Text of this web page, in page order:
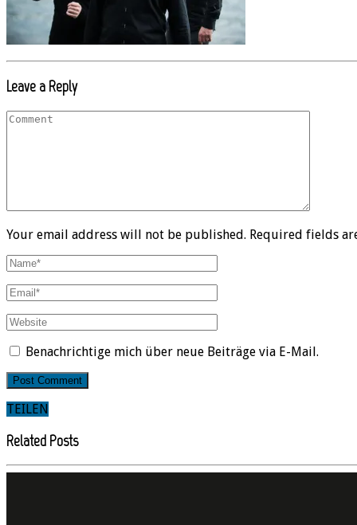
Leave a Reply
Your email address will not be published. Required fields
Benachrichtige mich über neue Beiträge via E-Mail.
TEILEN
Related Posts